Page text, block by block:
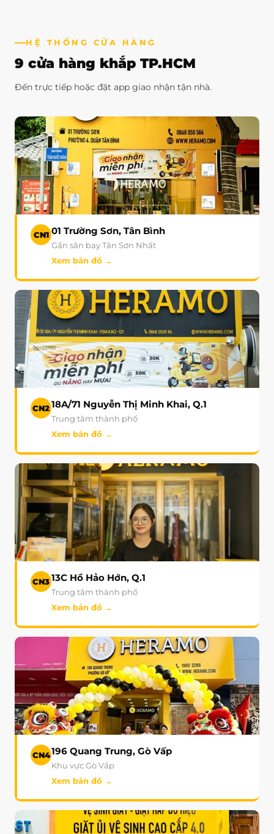
HỆ THỐNG CỬA HÀNG
9 cửa hàng khắp TP.HCM
Đến trực tiếp hoặc đặt app giao nhận tận nhà.
CN1 01 Trường Sơn, Tân Bình
Gần sân bay Tân Sơn Nhất
Xem bản đồ →
CN218A/71 Nguyễn Thị Minh Khai, Q.1
Trung tâm thành phố
Xem bản đồ →
CN313C Hồ Hảo Hớn, Q.1
Trung tâm thành phố
Xem bản đồ →
CN4196 Quang Trung, Gò Vấp
Khu vực Gò Vấp
Xem bản đồ →